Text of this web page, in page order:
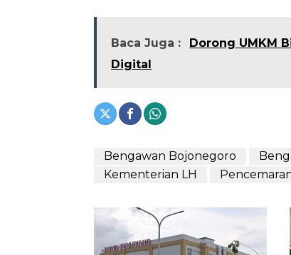
Baca Juga :
Dorong UMKM
Digital
Bengawan Bojonegoro
Kementerian LH